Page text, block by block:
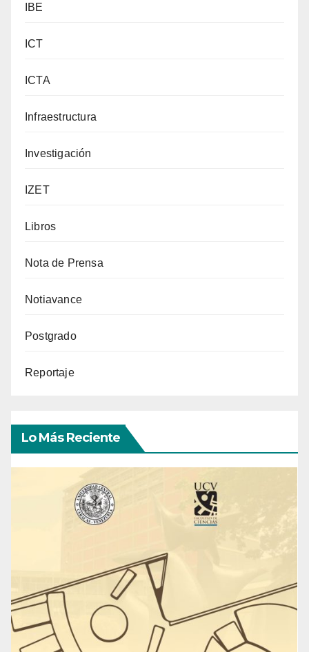
IBE
ICT
ICTA
Infraestructura
Investigación
IZET
Libros
Nota de Prensa
Notiavance
Postgrado
Reportaje
Lo Más Reciente